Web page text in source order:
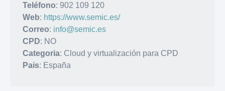
Teléfono: 902 109 120
Web: https://www.semic.es/
Correo: info@semic.es
CPD: NO
Categoria: Cloud y virtualización para CPD
Pais: España